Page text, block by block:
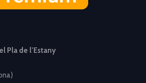
Pla de l’Estany